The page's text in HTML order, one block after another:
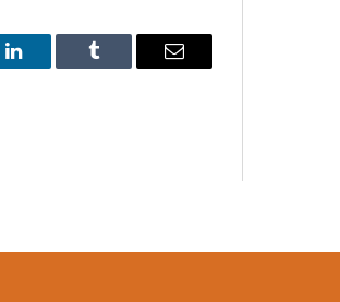
LinkedIn Tumblr
E-